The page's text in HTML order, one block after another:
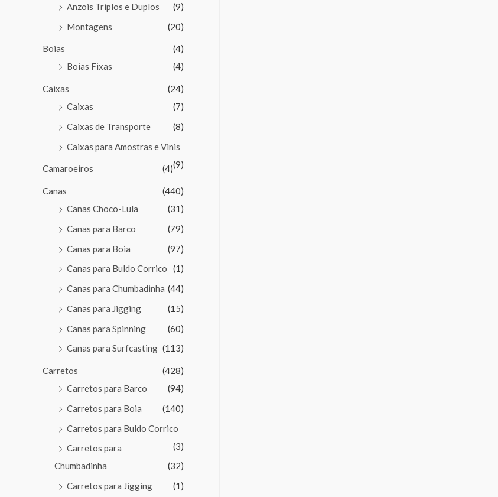
Anzois Triplos e Duplos
(9)
Montagens
(20)
Boias
(4)
Boias Fixas
(4)
Caixas
(24)
Caixas
(7)
Caixas de Transporte
(8)
Caixas para Amostras e Vinis
(9)
Camaroeiros (4)
Canas
(440)
Canas Choco-Lula
(31)
Canas para Barco
(79)
Canas para Boia
(97)
Canas para Buldo Corrico
(1)
Canas para Chumbadinha (44)
Canas para Jigging
(15)
Canas para Spinning
(60)
Canas para Surfcasting (113)
Carretos
(428)
Carretos para Barco
(94)
Carretos para Boia
(140)
Carretos para Buldo Corrico
(3)
Carretos para
Chumbadinha
(32)
Carretos para Jigging
(1)